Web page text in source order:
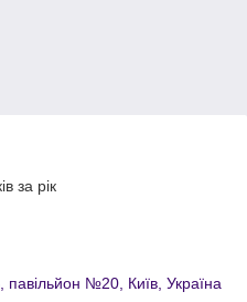
за рік
павільйон №20, Київ, Україна